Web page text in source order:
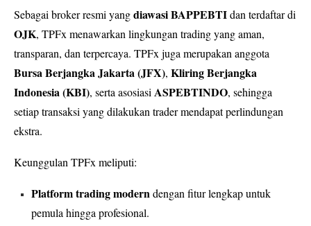
Sebagai broker resmi yangdiawasi BAPPEBTIdan terdaftar di
OJK, TPFx menawarkan lingkungan trading yang aman,
transparan, dan terpercaya. TPFx juga merupakan anggota
Bursa Berjangka Jakarta (JFX), Kliring Berjangka
Indonesia (KBI), serta asosiasi ASPEBTINDO, sehingga
setiap transaksi yang dilakukan trader mendapat perlindungan
ekstra.
Keunggulan TPFx meliputi:
Platform trading moderndengan fitur lengkap untuk
pemula hingga profesional.